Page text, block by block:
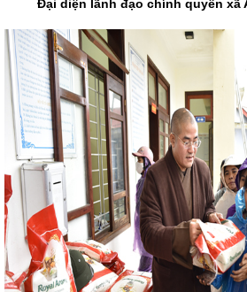
Đại diện lãnh đạo chính quyền xã